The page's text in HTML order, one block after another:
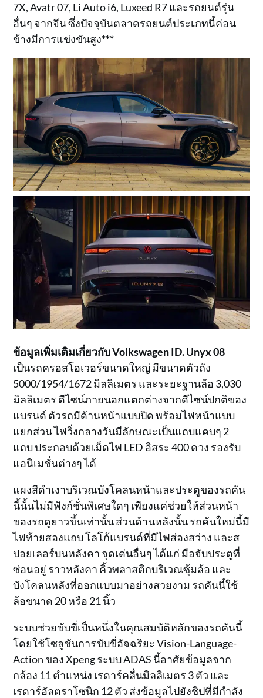
7X, Avatr 07, Li Auto i6, Luxeed R7 และรถยนต์รุ่น
อื่นๆ จากจีน ซึ่งปัจจุบันตลาดรถยนต์ประเภทนี้ค่อน
ข้างมีการแข่งขันสูง***
ข้อมูลเพิ่มเติมเกี่ยวกับ Volkswagen ID. Unyx 08
เป็นรถครอสโอเวอร์ขนาดใหญ่ มีขนาดตัวถัง
5000/1954/1672 มิลลิเมตร และระยะฐานล้อ 3,030
มิลลิเมตร ดีไซน์ภายนอกแตกต่างจากดีไซน์ปกติของ
แบรนด์ ตัวรถมีด้านหน้าแบบปิด พร้อมไฟหน้าแบบ
แยกส่วน ไฟวิ่งกลางวันมีลักษณะเป็นแถบแคบๆ 2
แถบ ประกอบด้วยเม็ดไฟ LED อิสระ 400 ดวง รองรับ
แอนิเมชั่นต่างๆ ได้
แผงสีดำเงาบริเวณบังโคลนหน้าและประตูของรถคัน
นี้นั้นไม่มีฟังก์ชั่นพิเศษใดๆ เพียงแค่ช่วยให้ส่วนหน้า
ของรถดูยาวขึ้นเท่านั้น ส่วนด้านหลังนั้น รถคันใหม่นี้มี
ไฟท้ายสองแถบ โลโก้แบรนด์ที่มีไฟส่องสว่าง และส
ปอยเลอร์บนหลังคา จุดเด่นอื่นๆ ได้แก่ มือจับประตูที่
ซ่อนอยู่ ราวหลังคา คิ้วพลาสติกบริเวณซุ้มล้อ และ
บังโคลนหลังที่ออกแบบมาอย่างสวยงาม รถคันนี้ใช้
ล้อขนาด 20 หรือ 21 นิ้ว
ระบบช่วยขับขี่เป็นหนึ่งในคุณสมบัติหลักของรถคันนี้
โดยใช้โซลูชันการขับขี่อัจฉริยะ Vision-Language-
Action ของ Xpeng ระบบ ADAS นี้อาศัยข้อมูลจาก
กล้อง 11 ตำแหน่ง เรดาร์คลื่นมิลลิเมตร 3 ตัว และ
เรดาร์อัลตราโซนิก 12 ตัว ส่งข้อมูลไปยังชิปที่มีกำลัง